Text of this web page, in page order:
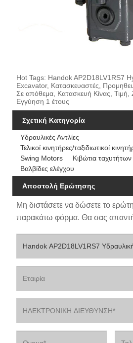
Hot Tags: Handok AP2D18LV1RS7
Excavator, Κατασκευαστές,
Σε απόθεμα, Κατασκευή Κίνας, Τιμή,
Εγγύηση 1 έτους
Σχετική Κατηγορία
Υδραυλικές Αντλίες
Τελικοί κινητήρες/ταξιδιωτικοί
Swing Motors
Κιβώτια
Βαλβίδες ελέγχου
Αποστολή Ερώτησης
Μη διστάσετε να δώσετε το
παρακάτω φόρμα. Θα σας